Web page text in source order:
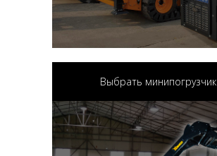
Выбрать минипогрузчик